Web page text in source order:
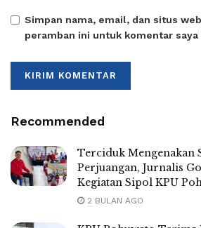
Simpan nama, email, dan situs
peramban ini untuk komentar
Recommended
Terciduk Mengenakan
Perjuangan, Jurnalis
Kegiatan Sipol KPU
2 BULAN AGO